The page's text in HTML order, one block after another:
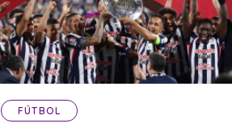
FÚTBOL